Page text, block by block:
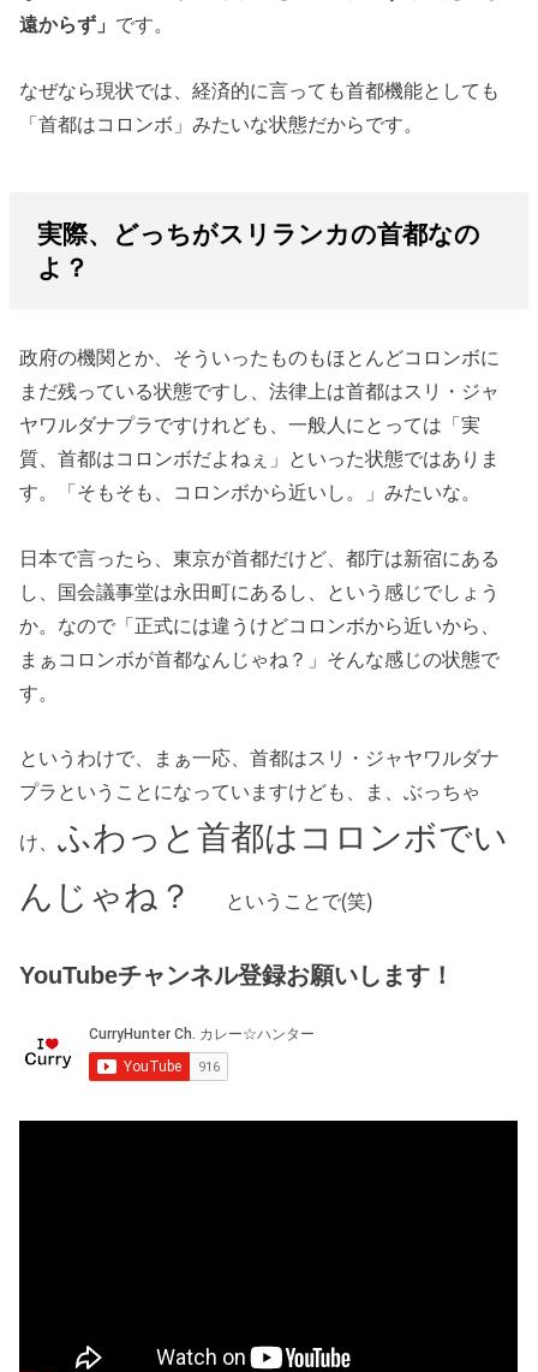
遠からず」 です。
なぜなら現状では、経済的に言っても首都機能としても
「首都はコロンボ」みたいな状態だからです。
実際、どっちがスリランカの首都なの
よ？
政府の機関とか、そういったものもほとんどコロンボに
まだ残っている状態ですし、法律上は首都はスリ・ジャ
ヤワルダナプラですけれども、一般人にとっては「実
質、首都はコロンボだよねぇ」といった状態ではありま
す。「そもそも、コロンボから近いし。」みたいな。
日本で言ったら、東京が首都だけど、都庁は新宿にある
し、国会議事堂は永田町にあるし、という感じでしょう
か。なので「正式には違うけどコロンボから近いから、
まぁコロンボが首都なんじゃね？」そんな感じの状態で
す。
というわけで、まぁ一応、首都はスリ・ジャヤワルダナ
プラということになっていますけども、ま、ぶっちゃ
け、ふわっと首都はコロンボでい
んじゃね？
ということで(笑)
YouTubeチャンネル登録お願いします！